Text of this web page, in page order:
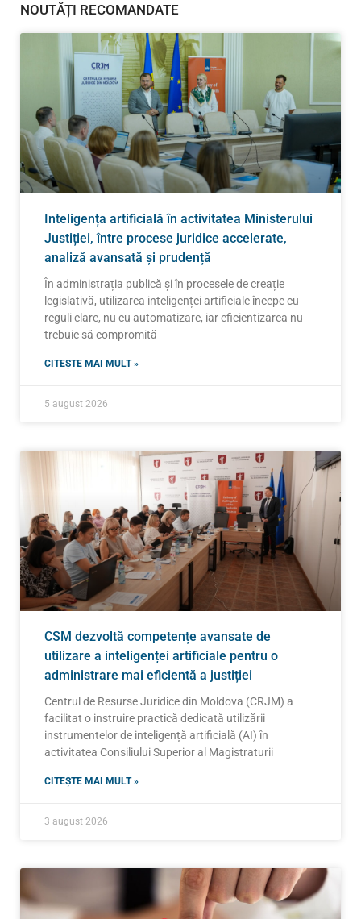
NOUTĂȚI RECOMANDATE
Inteligența artificială în activitatea Ministerului
Justiției, între procese juridice accelerate,
analiză avansată și prudență
În administrația publică și în procesele de creație
legislativă, utilizarea inteligenței artificiale începe cu
reguli clare, nu cu automatizare, iar eficientizarea nu
trebuie să compromită
CITEȘTE MAI MULT »
5 august 2026
CSM dezvoltă competențe avansate de
utilizare a inteligenței artificiale pentru o
administrare mai eficientă a justiției
Centrul de Resurse Juridice din Moldova (CRJM) a
facilitat o instruire practică dedicată utilizării
instrumentelor de inteligență artificială (AI) în
activitatea Consiliului Superior al Magistraturii
CITEȘTE MAI MULT »
3 august 2026